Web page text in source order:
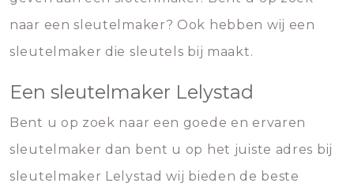
naar een sleutelmaker? Ook hebben wij een
sleutelmaker die sleutels bij maakt.
Een sleutelmaker Lelystad
Bent u op zoek naar een goede en ervaren
sleutelmaker dan bent u op het juiste adres bij
sleutelmaker Lelystad wij bieden de beste